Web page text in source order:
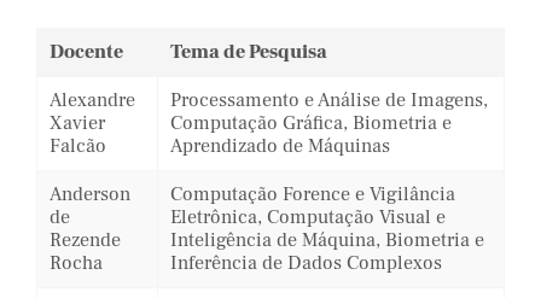
Docente
Tema de Pesquisa
Alexandre
Xavier
Falcão
Processamento e Análise de Imagens,
Computação Gráfica, Biometria e
Aprendizado de Máquinas
Anderson
de
Rezende
Rocha
Computação Forence e Vigilância
Eletrônica, Computação Visual e
Inteligência de Máquina, Biometria e
Inferência de Dados Complexos